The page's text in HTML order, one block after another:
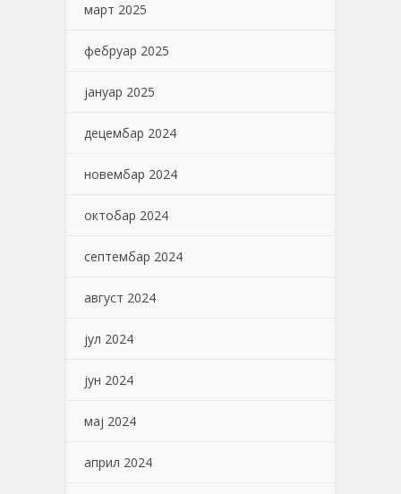
март 2025
фебруар 2025
јануар 2025
децембар 2024
новембар 2024
октобар 2024
септембар 2024
август 2024
јул 2024
јун 2024
мај 2024
април 2024